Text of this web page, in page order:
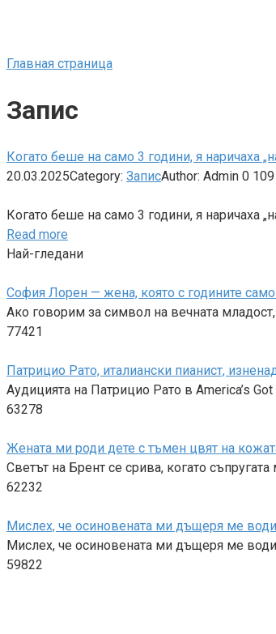
Главная страница
Запис
Когато беше на само 3 години, я наричаха
20.03.2025Category: ЗаписAuthor: Admin 0
Когато беше на само 3 години, я наричаха
Read more
Най-гледани
София Лорен — жена, която с годините
Ако говорим за символ на вечната
77421
Патрицио Рато, италиански пианист,
Аудицията на Патрицио Рато в America’s
63278
Жената ми роди дете с тъмен цвят на
Светът на Брент се срива, когато
62232
Мислех, че осиновената ми дъщеря ме
Мислех, че осиновената ми дъщеря ме води
59822